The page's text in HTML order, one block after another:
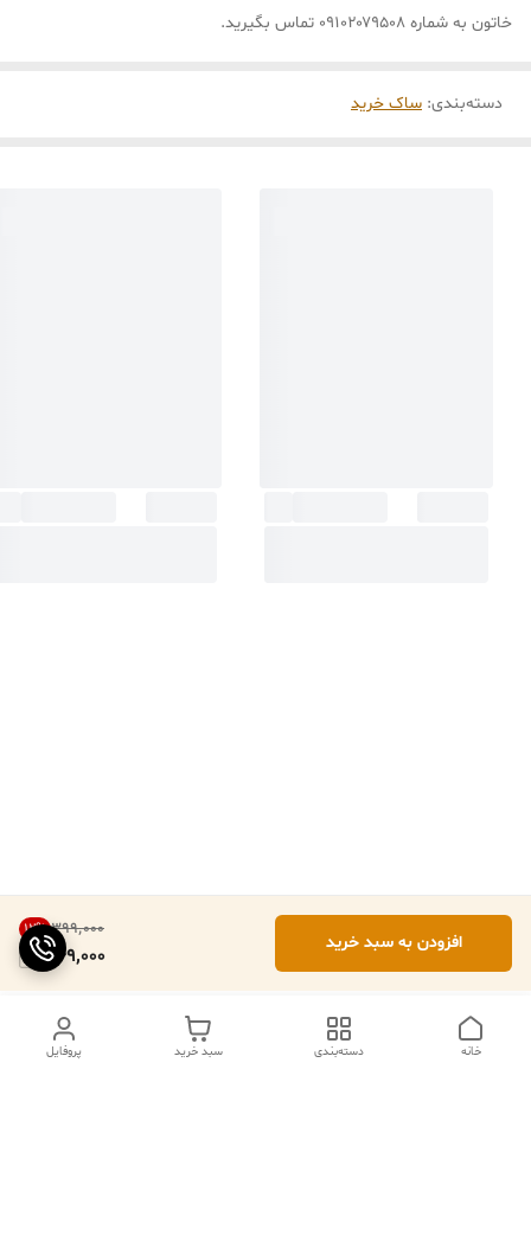
۳۹۹٬۰۰۰ 12%
349,000
افزودن به سبد خرید
خاتون به شماره ۰۹۱۰۲۰۷۹۵۰۸ تماس بگیرید.
دسته‌بندی: ساک خرید
پروفایل سبد خرید دسته‌بندی خانه